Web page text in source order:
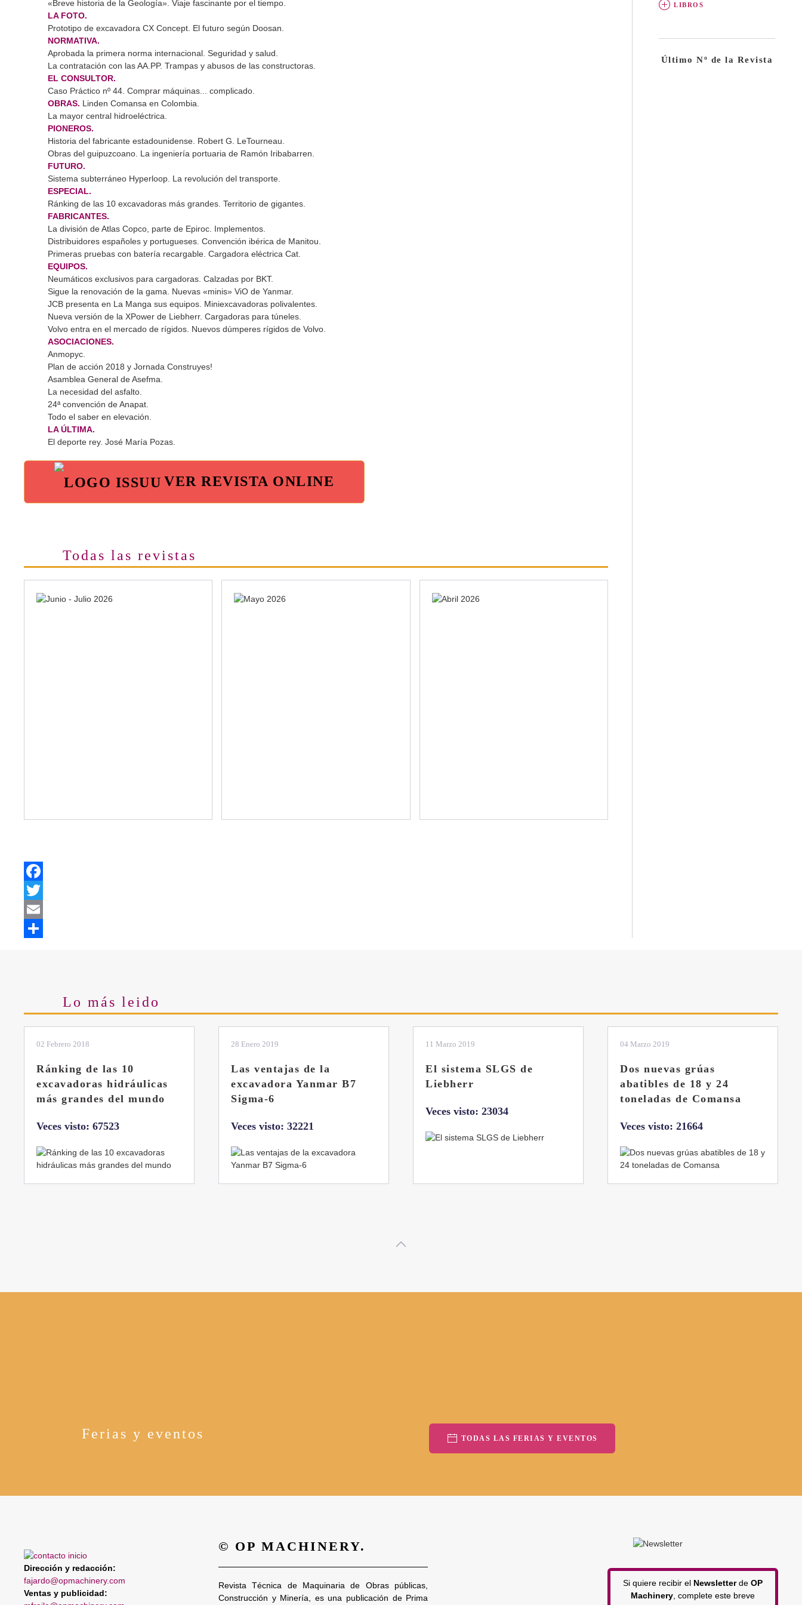
«Breve historia de la Geología». Viaje fascinante por el tiempo.
LA FOTO.
Prototipo de excavadora CX Concept. El futuro según Doosan.
NORMATIVA.
Aprobada la primera norma internacional. Seguridad y salud.
La contratación con las AA.PP. Trampas y abusos de las constructoras.
EL CONSULTOR.
Caso Práctico nº 44. Comprar máquinas... complicado.
OBRAS. Linden Comansa en Colombia.
La mayor central hidroeléctrica.
PIONEROS.
Historia del fabricante estadounidense. Robert G. LeTourneau.
Obras del guipuzcoano. La ingeniería portuaria de Ramón Iribabarren.
FUTURO.
Sistema subterráneo Hyperloop. La revolución del transporte.
ESPECIAL.
Ránking de las 10 excavadoras más grandes. Territorio de gigantes.
FABRICANTES.
La división de Atlas Copco, parte de Epiroc. Implementos.
Distribuidores españoles y portugueses. Convención ibérica de Manitou.
Primeras pruebas con batería recargable. Cargadora eléctrica Cat.
EQUIPOS.
Neumáticos exclusivos para cargadoras. Calzadas por BKT.
Sigue la renovación de la gama. Nuevas «minis» ViO de Yanmar.
JCB presenta en La Manga sus equipos. Miniexcavadoras polivalentes.
Nueva versión de la XPower de Liebherr. Cargadoras para túneles.
Volvo entra en el mercado de rígidos. Nuevos dúmperes rígidos de Volvo.
ASOCIACIONES.
Anmopyc.
Plan de acción 2018 y Jornada Construyes!
Asamblea General de Asefma.
La necesidad del asfalto.
24ª convención de Anapat.
Todo el saber en elevación.
LA ÚLTIMA.
El deporte rey. José María Pozas.
VER REVISTA ONLINE
Todas las revistas
Facebook
Twitter
Email
LIBROS
Último Nº de la Revista
Lo más leido
28 Enero 2019
Las ventajas de la
excavadora Yanmar B7
Sigma-6
Veces visto: 32221
11 Marzo 2019
El sistema SLGS de
Liebherr
04 Marzo 2019
Dos nuevas grúas
abatibles de 18 y 24
01 Febrero 2019
La botella aún no está
llena
Ferias y eventos TODAS LAS FERIAS Y EVENTOS
Dirección y redacción:
fajardo@opmachinery.com
Ventas y publicidad:
© OP MACHINERY.
Revista Técnica de Maquinaria de Obras públicas,
Construcción y Minería, es una publicación de Prima
Si quiere recibir el Newsletterde OP
Machinery , complete este breve